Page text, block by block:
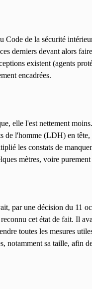
de la sécurité
derniers devant alors
existent (agents
encadrées.
elle l'est nettement
de l'homme (LDH) en
les constats de
mètres, voire
par une décision du 11
cet état de fait. Il
toutes les mesures
notamment sa taille, afin